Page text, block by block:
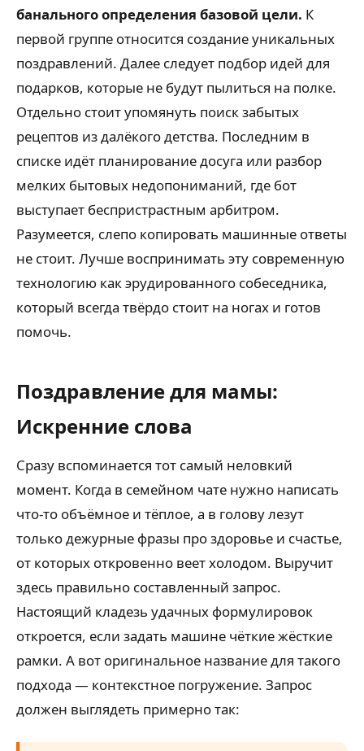
банального определения базовой цели. К
первой группе относится создание уникальных
поздравлений. Далее следует подбор идей для
подарков, которые не будут пылиться на полке.
Отдельно стоит упомянуть поиск забытых
рецептов из далёкого детства. Последним в
списке идёт планирование досуга или разбор
мелких бытовых недопониманий, где бот
выступает беспристрастным арбитром.
Разумеется, слепо копировать машинные ответы
не стоит. Лучше воспринимать эту современную
технологию как эрудированного собеседника,
который всегда твёрдо стоит на ногах и готов
помочь.
Поздравление для мамы:
Искренние слова
Сразу вспоминается тот самый неловкий
момент. Когда в семейном чате нужно написать
что-то объёмное и тёплое, а в голову лезут
только дежурные фразы про здоровье и счастье,
от которых откровенно веет холодом. Выручит
здесь правильно составленный запрос.
Настоящий кладезь удачных формулировок
откроется, если задать машине чёткие жёсткие
рамки. А вот оригинальное название для такого
подхода — контекстное погружение. Запрос
должен выглядеть примерно так: